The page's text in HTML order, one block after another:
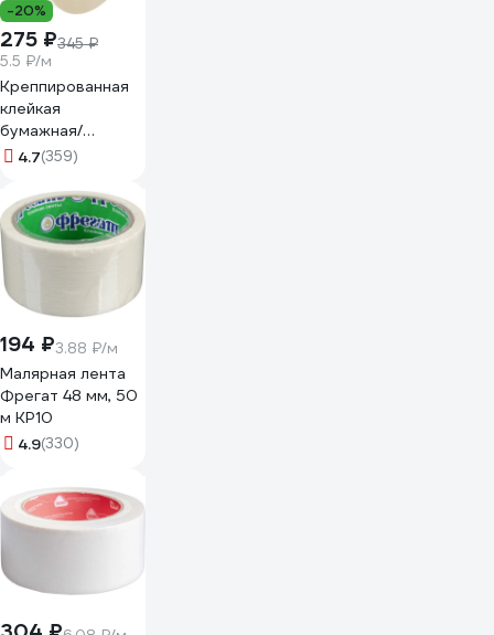
-20%
275 ₽345 ₽
5.5 ₽/м
Креппированная
клейкая
бумажная/
малярная лента
м 304-010
4.7(359)
194 ₽3.88 ₽/м
Малярная лента
Фрегат 48 мм, 50
м КР10
4.9(330)